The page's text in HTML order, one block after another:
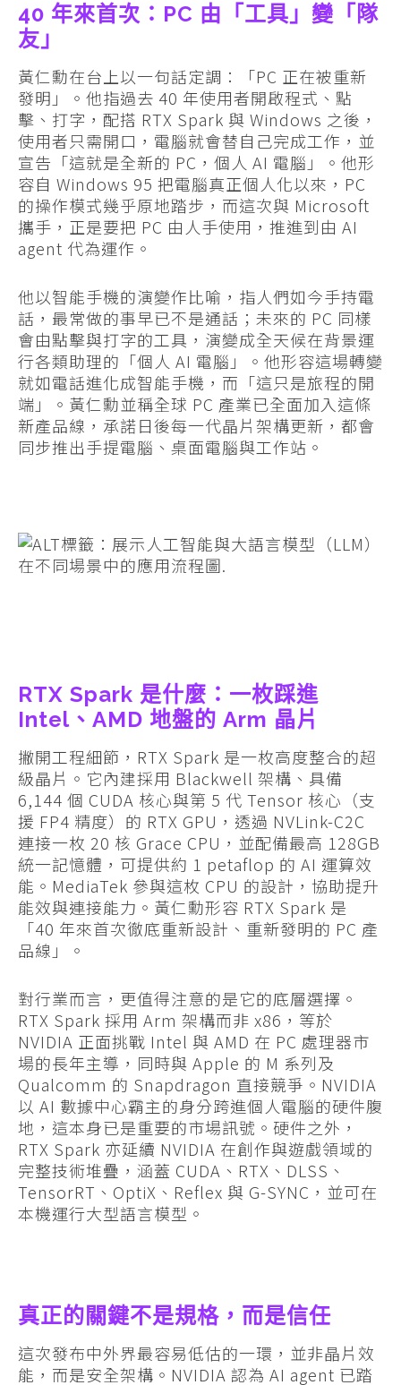
40 年來首次：PC 由「工具」變「隊
友」
黃仁勳在台上以一句話定調：「PC 正在被重新
發明」。他指過去 40 年使用者開啟程式、點
擊、打字，配搭 RTX Spark 與 Windows 之後，
使用者只需開口，電腦就會替自己完成工作，並
宣告「這就是全新的 PC，個人 AI 電腦」。他形
容自 Windows 95 把電腦真正個人化以來，PC
的操作模式幾乎原地踏步，而這次與 Microsoft
攜手，正是要把 PC 由人手使用，推進到由 AI
agent 代為運作。
他以智能手機的演變作比喻，指人們如今手持電
話，最常做的事早已不是通話；未來的 PC 同樣
會由點擊與打字的工具，演變成全天候在背景運
行各類助理的「個人 AI 電腦」。他形容這場轉變
就如電話進化成智能手機，而「這只是旅程的開
端」。黃仁勳並稱全球 PC 產業已全面加入這條
新產品線，承諾日後每一代晶片架構更新，都會
同步推出手提電腦、桌面電腦與工作站。
RTX Spark 是什麼：一枚踩進
Intel、AMD 地盤的 Arm 晶片
撇開工程細節，RTX Spark 是一枚高度整合的超
級晶片。它內建採用 Blackwell 架構、具備
6,144 個 CUDA 核心與第 5 代 Tensor 核心（支
援 FP4 精度）的 RTX GPU，透過 NVLink-C2C
連接一枚 20 核 Grace CPU，並配備最高 128GB
統一記憶體，可提供約 1 petaflop 的 AI 運算效
能。MediaTek 參與這枚 CPU 的設計，協助提升
能效與連接能力。黃仁勳形容 RTX Spark 是
「40 年來首次徹底重新設計、重新發明的 PC 產
品線」。
對行業而言，更值得注意的是它的底層選擇。
RTX Spark 採用 Arm 架構而非 x86，等於
NVIDIA 正面挑戰 Intel 與 AMD 在 PC 處理器市
場的長年主導，同時與 Apple 的 M 系列及
Qualcomm 的 Snapdragon 直接競爭。NVIDIA
以 AI 數據中心霸主的身分跨進個人電腦的硬件腹
地，這本身已是重要的市場訊號。硬件之外，
RTX Spark 亦延續 NVIDIA 在創作與遊戲領域的
完整技術堆疊，涵蓋 CUDA、RTX、DLSS、
TensorRT、OptiX、Reflex 與 G-SYNC，並可在
本機運行大型語言模型。
真正的關鍵不是規格，而是信任
這次發布中外界最容易低估的一環，並非晶片效
能，而是安全架構。NVIDIA 認為 AI agent 已踏